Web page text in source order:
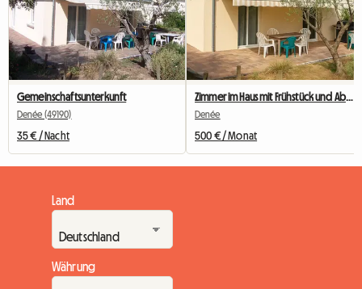
Gemeinschaftsunterkunft
Denée (49190)
35 € / Nacht
Zimmer im Haus mit Frühstück und Abendessen inklusive.
Denée
500 € / Monat
Land
Währung